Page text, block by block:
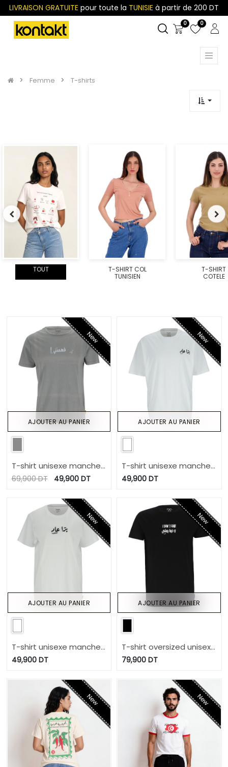
LIVRAISON GRATUITE pour toute la TUNISIE à partir de 200 DT
0 0
Femme T-shirts
TOUT
T-SHIRT COL
TUNISIEN
T-SHIRT
COTELE
New
T-shirt unisexe manches
courtes délavé ! فهمتني
69,900DT 49,900DT
AJOUTER AU PANIER
New
T-shirt unisexe manches
courtes برا عاد
49,900 DT
AJOUTER AU PANIER
New
T-shirt unisexe manches
courtes avec broderie برا
49,900DT
AJOUTER AU PANIER
New
T-shirt oversized unisexe
manches courtes I
79,900 DT
AJOUTER AU PANIER
New New